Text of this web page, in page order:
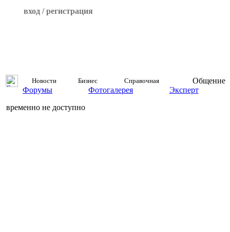
вход / регистрация
Новости Бизнес Справочная
Общение
Форумы
Фотогалерея
Эксперт
временно не доступно